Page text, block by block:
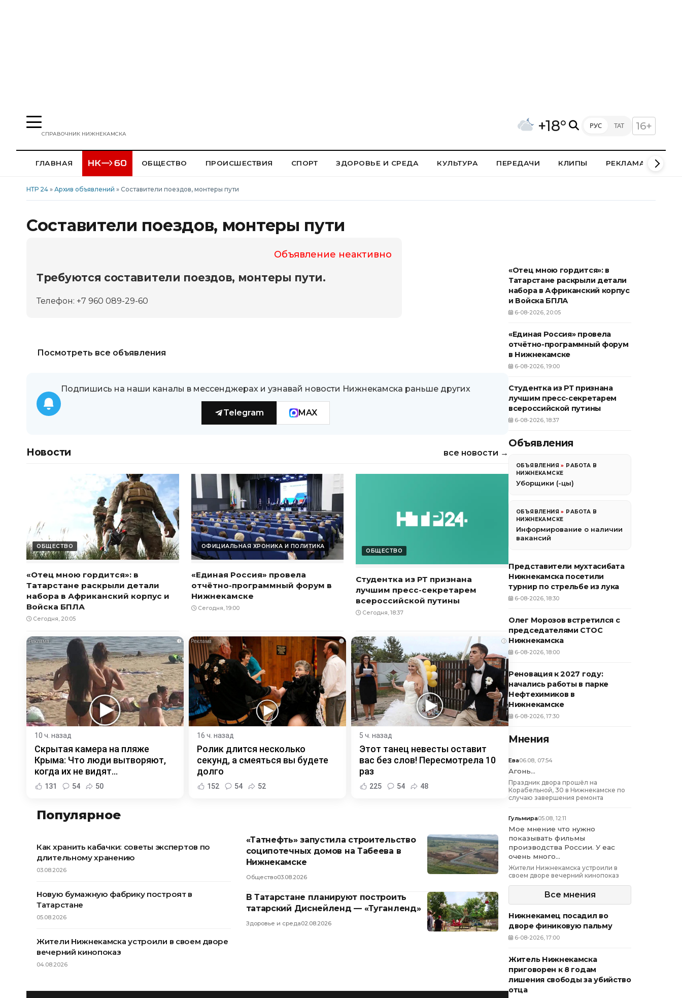
СПРАВОЧНИК НИЖНЕКАМСКА +18° РУС ТАТ 16+
ГЛАВНАЯ ОБЩЕСТВО ПРОИСШЕСТВИЯ СПОРТ ЗДОРОВЬЕ И СРЕДА КУЛЬТУРА ПЕРЕДАЧИ КЛИПЫ РЕКЛАМА В
НТР 24 » Архив объявлений » Составители поездов, монтеры пути
Составители поездов, монтеры пути
Объявление неактивно
Требуются составители поездов, монтеры пути.
Телефон: +7 960 089-29-60
Посмотреть все объявления
Подпишись на наши каналы в мессенджерах и узнавай новости Нижнекамска раньше других
Telegram MAX
Новости все новости →
ОБЩЕСТВО
«Отец мною гордится»: в
Татарстане раскрыли детали
набора в Африканский корпус и
Войска БПЛА
Сегодня, 20:05
ОФИЦИАЛЬНАЯ ХРОНИКА И ПОЛИТИКА
«Единая Россия» провела
отчётно-программный форум в
Нижнекамске
Сегодня, 19:00
ОБЩЕСТВО
Студентка из РТ признана
лучшим пресс-секретарем
всероссийской путины
Сегодня, 18:37
i
10 ч. назад
Скрытая камера на пляже
Крыма: Что люди вытворяют,
когда их не видят...
131 54 50
i
16 ч. назад
Ролик длится несколько
секунд, а смеяться вы будете
долго
152 54 52
i
5 ч. назад
Этот танец невесты оставит
вас без слов! Пересмотрела 10
раз
225 54 48
Популярное
Как хранить кабачки: советы экспертов по
длительному хранению
03.08.2026
Новую бумажную фабрику построят в
Татарстане
05.08.2026
Жители Нижнекамска устроили в своем дворе
вечерний кинопоказ
04.08.2026
«Татнефть» запустила строительство
соципотечных домов на Табеева в
Нижнекамске
Общество03.08.2026
В Татарстане планируют построить
татарский Диснейленд — «Туганленд»
Здоровье и среда02.08.2026
«Отец мною гордится»: в
Татарстане раскрыли детали
набора в Африканский корпус
и Войска БПЛА
6-08-2026, 20:05
«Единая Россия» провела
отчётно-программный форум
в Нижнекамске
6-08-2026, 19:00
Студентка из РТ признана
лучшим пресс-секретарем
всероссийской путины
6-08-2026, 18:37
Объявления
ОБЪЯВЛЕНИЯ » РАБОТА В
НИЖНЕКАМСКЕ
Уборщики (-цы)
ОБЪЯВЛЕНИЯ » РАБОТА В
НИЖНЕКАМСКЕ
Информирование о наличии
вакансий
Представители мухтасибата
Нижнекамска посетили
турнир по стрельбе из лука
6-08-2026, 18:30
Олег Морозов встретился с
председателями СТОС
Нижнекамска
6-08-2026, 18:00
Реновация к 2027 году:
начались работы в парке
Нефтехимиков в
Нижнекамске
6-08-2026, 17:30
Мнения
Ева06.08, 07:54
Агонь...
Праздник двора прошёл на
Корабельной, 30 в Нижнекамске по
случаю завершения ремонта
Гульмира05.08, 12:11
Мое мнение что нужно
показывать фильмы
производства России. У еас
очень много...
Жители Нижнекамска устроили в
своем дворе вечерний кинопоказ
Все мнения
Нижнекамец посадил во
дворе финиковую пальму
6-08-2026, 17:00
Житель Нижнекамска
приговорен к 8 годам
лишения свободы за убийство
отца